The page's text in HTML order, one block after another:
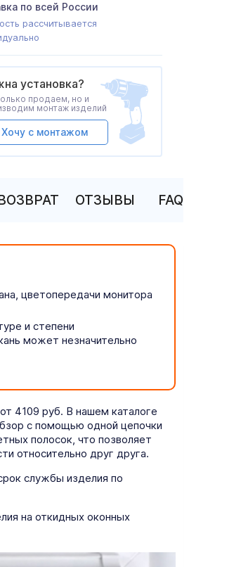
по всей России
рассчитывается
установка?
продаем, но и
монтаж изделий
Хочу с монтажом
ОТЗЫВЫ FAQ
цветопередачи монитора
и степени
может незначительно
4109 руб. В нашем каталоге
с помощью одной цепочки
полосок, что позволяет
относительно друг друга.
службы изделия по
на откидных оконных